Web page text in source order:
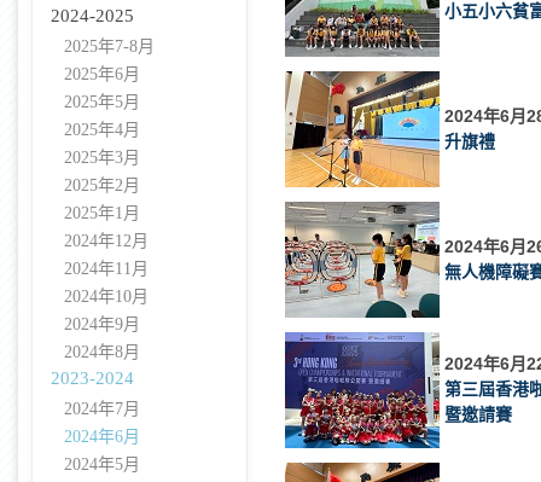
2024-2025
2025年7-8月
2025年6月
2025年5月
2025年4月
2025年3月
2025年2月
2025年1月
2024年12月
2024年11月
2024年10月
2024年9月
2024年8月
2023-2024
2024年7月
2024年6月
2024年5月
小五小六貧
2024年6月
升旗禮
2024年6月
無人機障礙
2024年6月
第三屆香港
暨邀請賽